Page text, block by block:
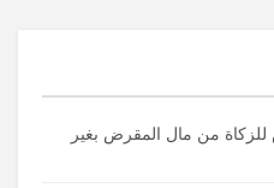
من مال المقرض بغير